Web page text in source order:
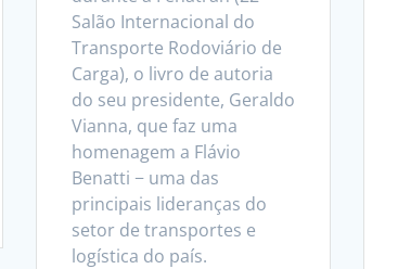
Salão Internacional do
Transporte Rodoviário de
Carga), o livro de autoria
do seu presidente, Geraldo
Vianna, que faz uma
homenagem a Flávio
Benatti − uma das
principais lideranças do
setor de transportes e
logística do país.